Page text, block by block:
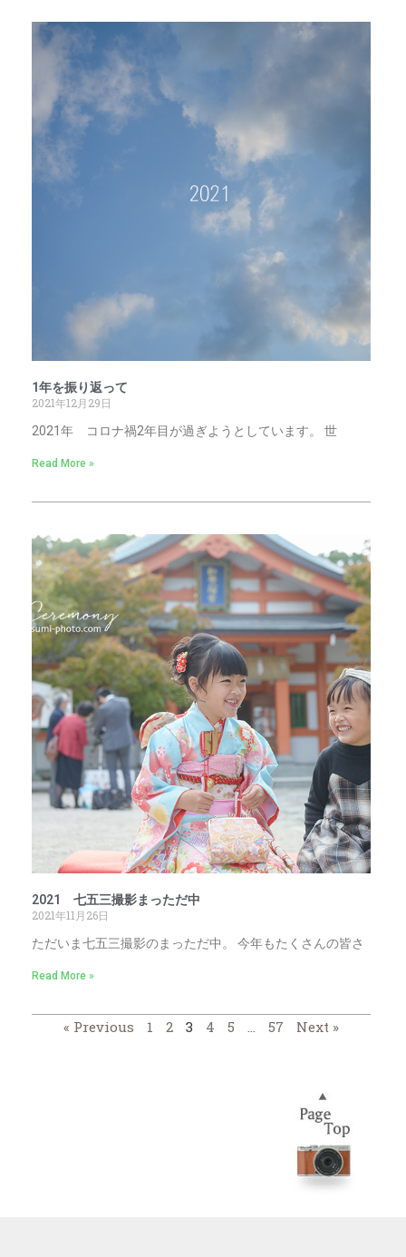
1年を振り返って
2021年12月29日
2021年 コロナ禍2年目が過ぎようとしています。 世
Read More »
2021 七五三撮影まっただ中
2021年11月26日
ただいま七五三撮影のまっただ中。 今年もたくさんの皆さ
Read More »
« Previous 1 2 3 4 5 … 57 Next »